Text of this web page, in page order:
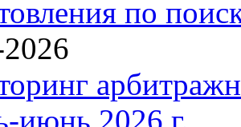
по